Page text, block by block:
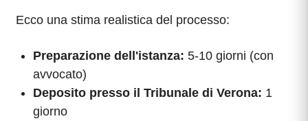
Ecco una stima realistica del processo:
Preparazione dell'istanza: 5-10 giorni (con
avvocato)
Deposito presso il Tribunale di Verona: 1
giorno